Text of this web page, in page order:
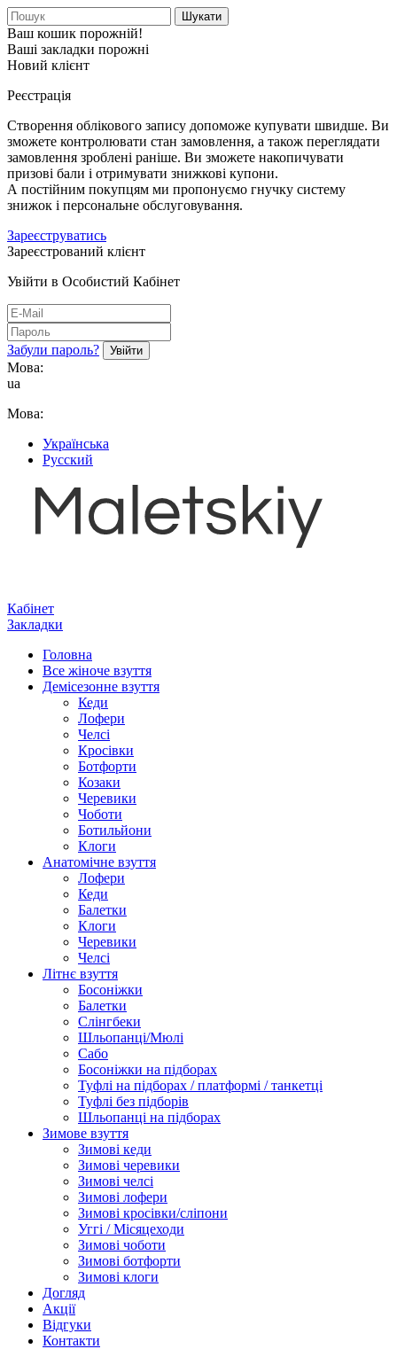
Шукати
Ваш кошик порожній!
Ваші закладки порожні
Новий клієнт
Реєстрація
Створення облікового запису допоможе купувати швидше. Ви
зможете контролювати стан замовлення, а також переглядати
замовлення зроблені раніше. Ви зможете накопичувати
призові бали і отримувати знижкові купони.
А постійним покупцям ми пропонуємо гнучку систему
знижок і персональне обслуговування.
Зареєструватись
Зареєстрований клієнт
Увійти в Особистий Кабінет
Забули пароль?
Мова:
ua
Мова:
Українська
Русский
Кабінет
Закладки
Головна
Все жіноче взуття
Демісезонне взуття
Кеди
Лофери
Челсі
Кросівки
Ботфорти
Козаки
Черевики
Чоботи
Ботильйони
Клоги
Анатомічне взуття
Лофери
Кеди
Балетки
Клоги
Черевики
Челсі
Літнє взуття
Босоніжки
Балетки
Слінгбеки
Шльопанці/Мюлі
Сабо
Босоніжки на підборах
Туфлі на підборах / платформі / танкетці
Туфлі без підборів
Шльопанці на підборах
Зимове взуття
Зимові кеди
Зимові черевики
Зимові челсі
Зимові лофери
Зимові кросівки/сліпони
Уггі / Місяцеходи
Зимові чоботи
Зимові ботфорти
Зимові клоги
Догляд
Акції
Відгуки
Контакти